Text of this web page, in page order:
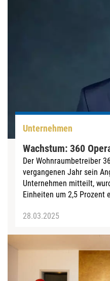
Unternehmen
Wachstum: 360
Der Wohnraumbetreiber
vergangenen Jahr sein
Unternehmen mitteilt,
Einheiten um 2,5 Prozent
28.03.2025